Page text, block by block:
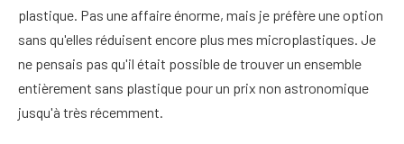
plastique. Pas une affaire énorme, mais je préfère une option
sans qu'elles réduisent encore plus mes microplastiques. Je
ne pensais pas qu'il était possible de trouver un ensemble
entièrement sans plastique pour un prix non astronomique
jusqu'à très récemment.